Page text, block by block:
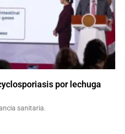
por lechuga
sanitaria.